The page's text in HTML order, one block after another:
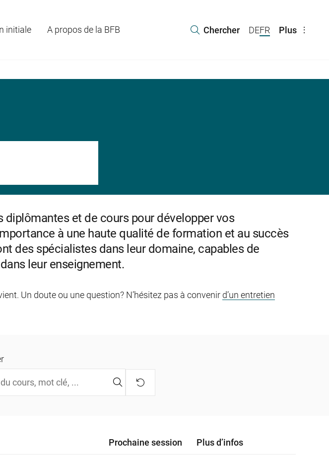
initiale A propos de la BFB Chercher DEFR Plus
et de cours pour développer vos
à une haute qualité de formation et au succès
des spécialistes dans leur domaine, capables de
leur enseignement.
Un doute ou une question? N’hésitez pas à convenir d’un entretien
Prochaine session Plus d’infos